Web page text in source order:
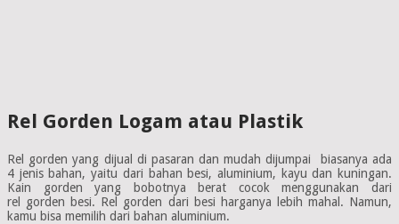
Rel Gorden Logam atau Plastik
Rel gorden yang dijual di pasaran dan mudah dijumpai biasanya ada
4 jenis bahan, yaitu dari bahan besi, aluminium, kayu dan kuningan.
Kain gorden yang bobotnya berat cocok menggunakan dari
rel gorden besi. Rel gorden dari besi harganya lebih mahal. Namun,
kamu bisa memilih dari bahan aluminium.